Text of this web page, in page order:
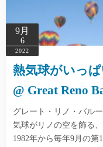
9月
6
2022
熱気球がいっ
@ Great Reno
グレート・リノ・バル
気球がリノの空を飾る
1982年から毎年9月の